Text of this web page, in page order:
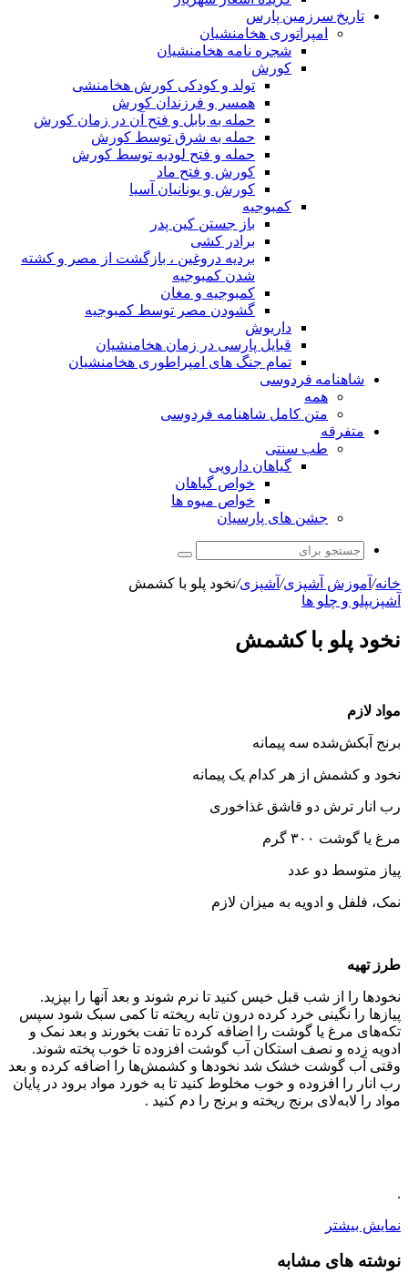
تاریخ سرزمین پارس
امپراتوری هخامنشیان
شجره نامه هخامنشیان
کورش
تولد و کودکی کورش هخامنشی
همسر و فرزندان کورش
حمله به بابل و فتح آن در زمان کورش
حمله به شرق توسط کورش
حمله و فتح لودیه توسط کورش
کورش و فتح ماد
کورش و یونانیان آسیا
کمبوجیه
باز جستن کین پدر
برادر کشی
بردیه دروغین ، بازگشت از مصر و کشته
شدن کمبوجیه
کمبوجیه و مغان
گشودن مصر توسط کمبوجیه
داریوش
قبایل پارسی در زمان هخامنشیان
تمام جنگ های امپراطوری هخامنشیان
شاهنامه فردوسی
همه
متن کامل شاهنامه فردوسی
متفرقه
طب سنتی
گیاهان دارویی
خواص گیاهان
خواص میوه ها
جشن های پارسیان
جستجو
برای
خانه/ آموزش آشپزی/ آشپزی/نخود پلو با کشمش
آشپزیپلو و چلو ها
نخود پلو با کشمش
مواد لازم
برنج آبکش‌شده سه پیمانه
نخود و کشمش از هر کدام یک پیمانه
رب انار ترش دو قاشق غذاخوری
مرغ یا گوشت ۳۰۰ گرم
پیاز متوسط دو عدد
نمک، فلفل و ادویه به میزان لازم
طرز تهیه
نخود‌ها را از شب قبل خیس کنید تا نرم شوند و بعد آنها را بپزید.
پیازها را نگینی خرد کرده درون تابه ریخته تا کمی سبک شود سپس
تکه‌های مرغ یا گوشت را اضافه کرده تا تفت بخورند و بعد نمک و
ادویه زده و نصف استکان آب گوشت افزوده تا خوب پخته شوند.
وقتی آب گوشت خشک شد نخود‌ها و کشمش‌ها را اضافه کرده و بعد
رب انار را افزوده و خوب مخلوط کنید تا به خورد مواد برود در پایان
مواد را لابه‌لای برنج ریخته و برنج را دم کنید .
.
نمایش بیشتر
نوشته های مشابه